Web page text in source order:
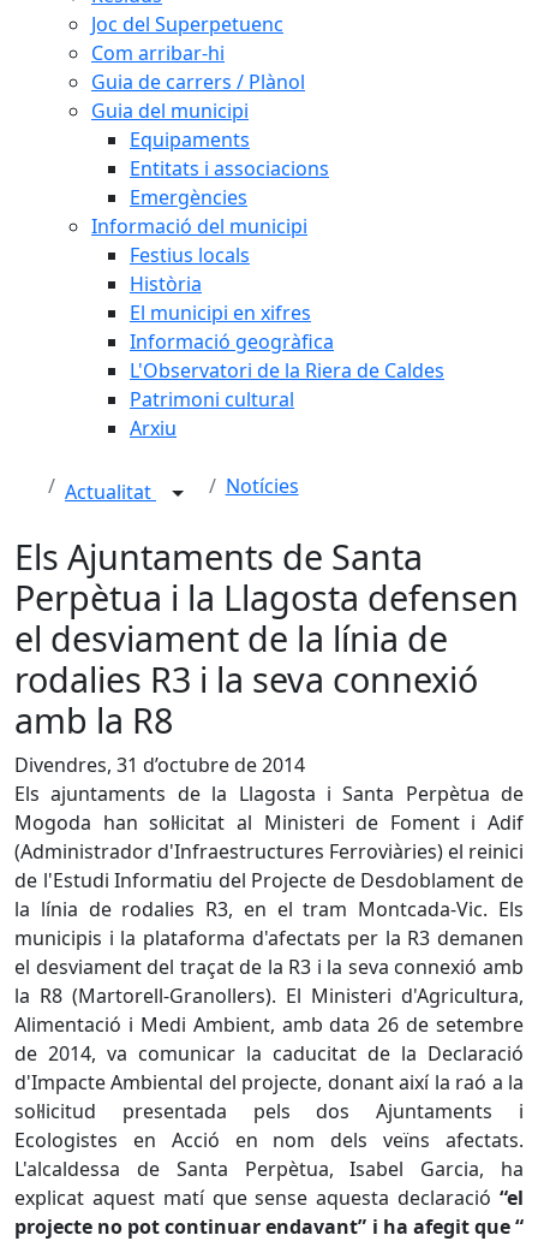
Joc del Superpetuenc
Com arribar-hi
Guia de carrers / Plànol
Guia del municipi
Equipaments
Entitats i associacions
Emergències
Informació del municipi
Festius locals
Història
El municipi en xifres
Informació geogràfica
L'Observatori de la Riera de Caldes
Patrimoni cultural
Arxiu
Actualitat Notícies
Els Ajuntaments de Santa
Perpètua i la Llagosta defensen
el desviament de la línia de
rodalies R3 i la seva connexió
amb la R8
Divendres, 31 d’octubre de 2014
Els ajuntaments de la Llagosta i Santa Perpètua de
Mogoda han sol·licitat al Ministeri de Foment i Adif
(Administrador d'Infraestructures Ferroviàries) el reinici
de l'Estudi Informatiu del Projecte de Desdoblament de
la línia de rodalies R3, en el tram Montcada-Vic. Els
municipis i la plataforma d'afectats per la R3 demanen
el desviament del traçat de la R3 i la seva connexió amb
la R8 (Martorell-Granollers). El Ministeri d'Agricultura,
Alimentació i Medi Ambient, amb data 26 de setembre
de 2014, va comunicar la caducitat de la Declaració
d'Impacte Ambiental del projecte, donant així la raó a la
sol·licitud presentada pels dos Ajuntaments i
Ecologistes en Acció en nom dels veïns afectats.
L'alcaldessa de Santa Perpètua, Isabel Garcia, ha
explicat aquest matí que sense aquesta declaració “el
projecte no pot continuar endavant” i ha afegit que “